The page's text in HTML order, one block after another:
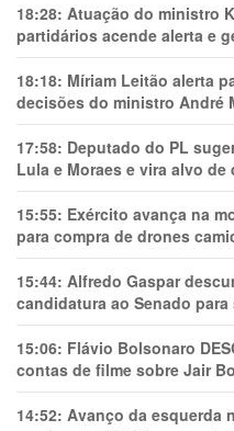
18:28: Atuação do ministro
partidários acende alerta e
18:18: Míriam Leitão alerta
decisões do ministro André
17:58: Deputado do PL
Lula e Moraes e vira alvo de
15:55: Exército avança na
para compra de drones
15:44: Alfredo Gaspar
candidatura ao Senado
15:06: Flávio Bolsonaro
contas de filme sobre Jair
14:52: Avanço da esquerda